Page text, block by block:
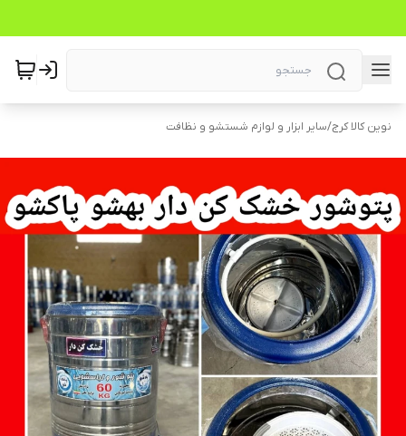
نوین کالا کرج/سایر ابزار و لوازم شستشو و نظافت